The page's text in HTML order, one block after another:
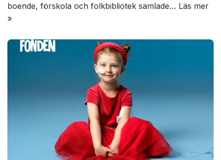
boende, förskola och folkbibliotek samlade… Läs mer
»